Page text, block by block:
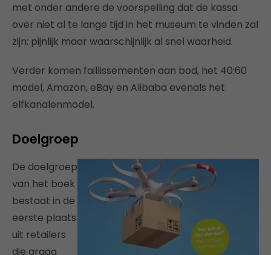
met onder andere de voorspelling dat de kassa
over niet al te lange tijd in het museum te vinden zal
zijn: pijnlijk maar waarschijnlijk al snel waarheid.
Verder komen faillissementen aan bod, het 40:60
model, Amazon, eBay en Alibaba evenals het
elfkanalenmodel.
Doelgroep
De doelgroep
van het boek
bestaat in de
eerste plaats
uit retailers
die graag